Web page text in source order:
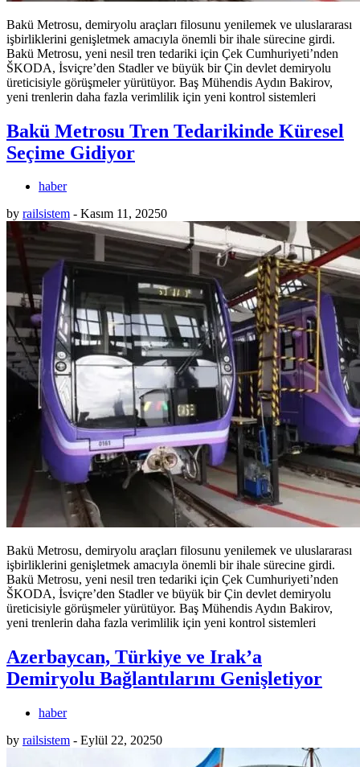
Bakü Metrosu, demiryolu araçları filosunu yenilemek ve uluslararası
işbirliklerini genişletmek amacıyla önemli bir ihale sürecine girdi.
Bakü Metrosu, yeni nesil tren tedariki için Çek Cumhuriyeti’nden
ŠKODA, İsviçre’den Stadler ve büyük bir Çin devlet demiryolu
üreticisiyle görüşmeler yürütüyor. Baş Mühendis Aydın Bakirov,
yeni trenlerin daha fazla verimlilik için yeni kontrol sistemleri
Bakü Metrosu Tren Tedarikinde Küresel
Seçime Gidiyor
haber
by railsistem - Kasım 11, 20250
Bakü Metrosu, demiryolu araçları filosunu yenilemek ve uluslararası
işbirliklerini genişletmek amacıyla önemli bir ihale sürecine girdi.
Bakü Metrosu, yeni nesil tren tedariki için Çek Cumhuriyeti’nden
ŠKODA, İsviçre’den Stadler ve büyük bir Çin devlet demiryolu
üreticisiyle görüşmeler yürütüyor. Baş Mühendis Aydın Bakirov,
yeni trenlerin daha fazla verimlilik için yeni kontrol sistemleri
Azerbaycan, Türkiye ve Irak’a
Demiryolu Bağlantılarını Genişletiyor
haber
by railsistem - Eylül 22, 20250